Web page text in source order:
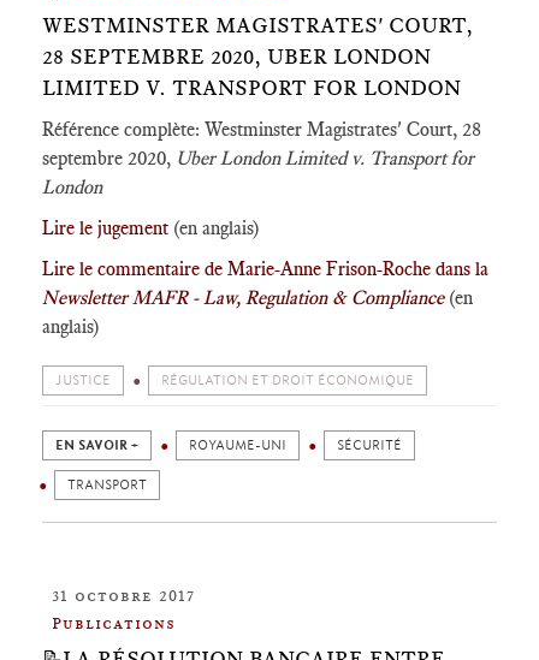
WESTMINSTER MAGISTRATES' COURT,
28 SEPTEMBRE 2020, UBER LONDON
LIMITED V. TRANSPORT FOR LONDON
Référence complète: Westminster Magistrates' Court, 28
septembre 2020, Uber London Limited v. Transport for
London
Lire le jugement (en anglais)
Lire le commentaire de Marie-Anne Frison-Roche dans la
Newsletter MAFR - Law, Regulation & Compliance(en
anglais)
JUSTICE RÉGULATION ET DROIT ÉCONOMIQUE
EN SAVOIR + ROYAUME-UNI SÉCURITÉ
TRANSPORT
31 octobre 2017
Publications